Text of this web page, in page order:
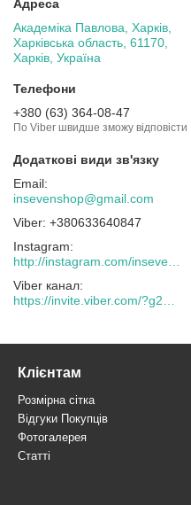
Академіка Павлова, Харків,
Харківська область, 61170,
Харків, Україна
+380 (63) 364-08-47
По Viber швидше зможу відповісти
insevenshop@gmail.com
+380633640847
Instagram
Viber канал
Клієнтам
Розмірна сітка
Відгуки Покупців
Фотогалерея
Статті